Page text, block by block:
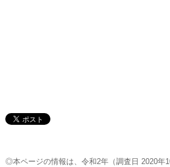
◎本ページの情報は、令和2年（調査日 2020年